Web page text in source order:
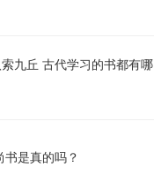
九丘 古代学习的书都有哪
是真的吗？